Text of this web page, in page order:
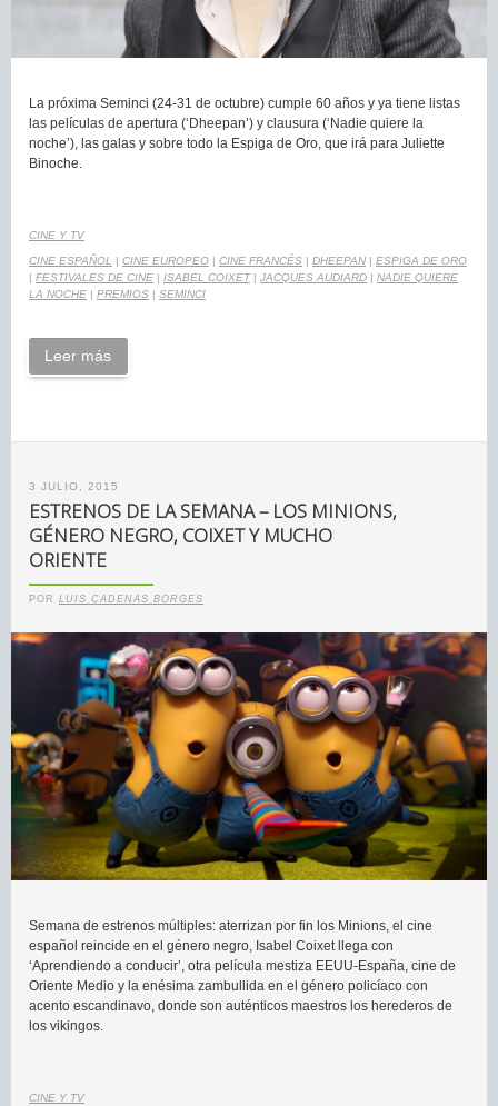
La próxima Seminci (24-31 de octubre) cumple 60 años y ya tiene listas
las películas de apertura (‘Dheepan’) y clausura (‘Nadie quiere la
noche’), las galas y sobre todo la Espiga de Oro, que irá para Juliette
Binoche.
CINE Y TV
CINE ESPAÑOL CINE EUROPEO CINE FRANCÉS DHEEPAN
ESPIGA DE ORO
FESTIVALES DE CINE ISABEL COIXET| JACQUES AUDIARD
NADIE QUIERE
LA NOCHE
PREMIOS SEMINCI
Leer más
3 JULIO, 2015
ESTRENOS DE LA SEMANA – LOS MINIONS,
GÉNERO NEGRO, COIXET Y MUCHO
ORIENTE
POR LUIS CADENAS BORGES
Semana de estrenos múltiples: aterrizan por fin los Minions, el cine
español reincide en el género negro, Isabel Coixet llega con
‘Aprendiendo a conducir’, otra película mestiza EEUU-España, cine de
Oriente Medio y la enésima zambullida en el género policíaco con
acento escandinavo, donde son auténticos maestros los herederos de
los vikingos.
CINE Y TV